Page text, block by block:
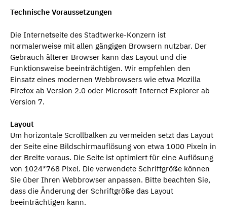
Technische Voraussetzungen
Die Internetseite des Stadtwerke-Konzern ist
normalerweise mit allen gängigen Browsern nutzbar. Der
Gebrauch älterer Browser kann das Layout und die
Funktionsweise beeinträchtigen. Wir empfehlen den
Einsatz eines modernen Webbrowsers wie etwa Mozilla
Firefox ab Version 2.0 oder Microsoft Internet Explorer ab
Version 7.
Layout
Um horizontale Scrollbalken zu vermeiden setzt das Layout
der Seite eine Bildschirmauflösung von etwa 1000 Pixeln in
der Breite voraus. Die Seite ist optimiert für eine Auflösung
von 1024*768 Pixel. Die verwendete Schriftgröße können
Sie über Ihren Webbrowser anpassen. Bitte beachten Sie,
dass die Änderung der Schriftgröße das Layout
beeinträchtigen kann.